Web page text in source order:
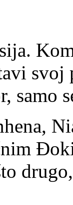
samo